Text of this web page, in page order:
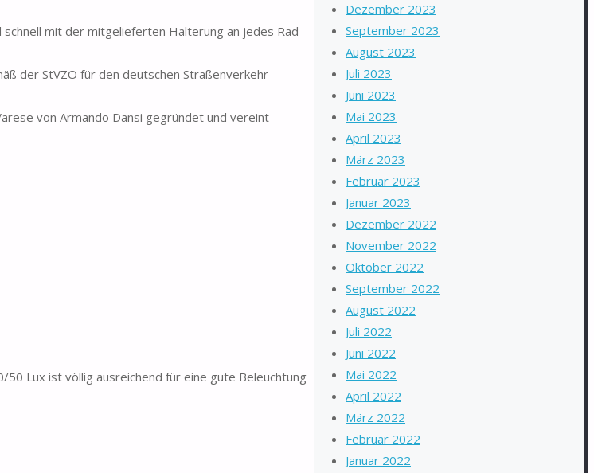
schnell mit der mitgelieferten Halterung an jedes Rad
der StVZO für den deutschen Straßenverkehr
von Armando Dansi gegründet und vereint
Lux ist völlig ausreichend für eine gute Beleuchtung
Dezember 2023
September 2023
August 2023
Juli 2023
Juni 2023
Mai 2023
April 2023
März 2023
Februar 2023
Januar 2023
Dezember 2022
November 2022
Oktober 2022
September 2022
August 2022
Juli 2022
Juni 2022
Mai 2022
April 2022
März 2022
Februar 2022
Januar 2022